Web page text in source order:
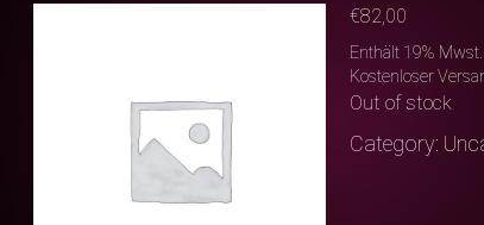
€82,00
Enthält 19% Mwst.
Kostenloser
Out of stock
Category: